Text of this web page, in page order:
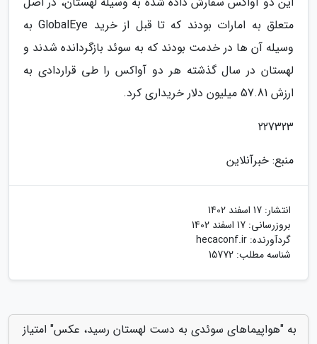
متعلق به امارات بودند که تا قبل از خرید GlobalEye به
وسیله آن ها در خدمت بودند که به سوئد بازگردانده شدند و
لهستان در سال گذشته هر دو آواکس را طی قراردادی به
ارزش 57.81 میلیون دلار خریداری کرد.
227323
منبع: خبرآنلاین
انتشار: 17 اسفند 1402
بروزرسانی: 17 اسفند 1402
گردآورنده: hecaconf.ir
شناسه مطلب: 15772
به "هواپیماهای سوئدی به دست لهستان رسید، عکس" امتیاز